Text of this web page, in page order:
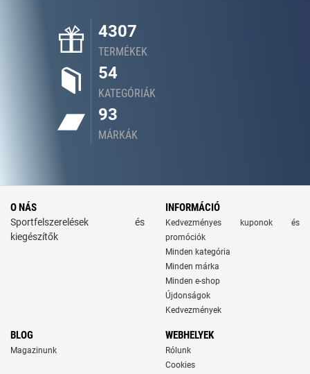
4307
TERMÉKEK
54
KATEGÓRIÁK
93
MÁRKÁK
O NÁS
Sportfelszerelések és
kiegészítők
INFORMÁCIÓ
Kedvezményes kuponok és
promóciók
Minden kategória
Minden márka
Minden e-shop
Újdonságok
Kedvezmények
BLOG
Magazinunk
WEBHELYEK
Rólunk
Cookies